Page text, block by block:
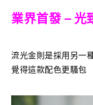
業界首發 – 光
流光金則是採用另一
覺得這款配色更騷包